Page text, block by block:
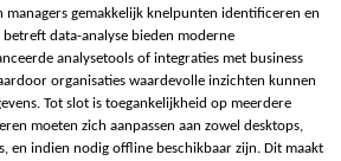
managers gemakkelijk knelpunten identificeren en
data-analyse bieden moderne
analysetools of integraties met business
organisaties waardevolle inzichten kunnen
Tot slot is toegankelijkheid op meerdere
moeten zich aanpassen aan zowel desktops,
en indien nodig offline beschikbaar zijn. Dit maakt